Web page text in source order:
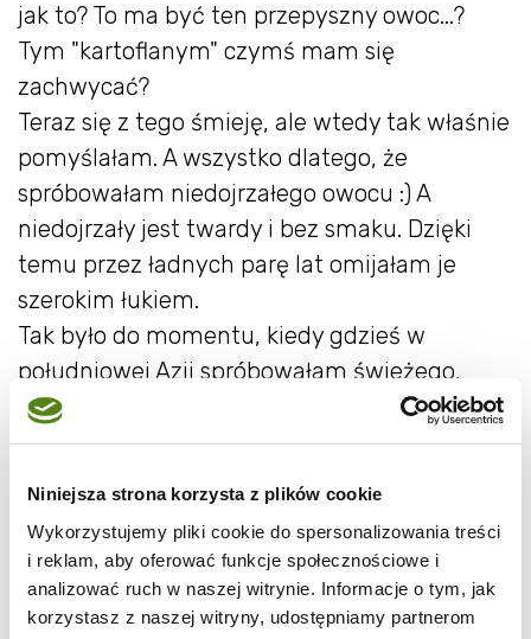
Niniejsza strona korzysta z plików cookie
Wykorzystujemy pliki cookie do spersonalizowania treści
i reklam, aby oferować funkcje społecznościowe i
analizować ruch w naszej witrynie. Informacje o tym, jak
korzystasz z naszej witryny, udostępniamy partnerom
jak to? To ma być ten przepyszny owoc...?
Tym "kartoflanym" czymś mam się
zachwycać?
Teraz się z tego śmieję, ale wtedy tak właśnie
pomyślałam. A wszystko dlatego, że
spróbowałam niedojrzałego owocu :) A
niedojrzały jest twardy i bez smaku. Dzięki
temu przez ładnych parę lat omijałam je
szerokim łukiem.
Tak było do momentu, kiedy gdzieś w
południowej Azji spróbowałam świeżego,
dojrzałego, pachnącego słońcem owocu. I to
było jak otrzeźwiające uderzenie między
BUM! I już wiesz, jak bardzo się myliłaś.
Nie będę opisywać smaku dojrzałej,
persymony, bo zwyczajnie nie potrafię. Jest